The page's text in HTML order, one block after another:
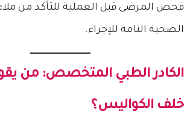
فحص المرضى قبل العملية للتأكد من
الصحية التامة للإجراء.
الكادر الطبي المتخصص: من
خلف الكواليس؟